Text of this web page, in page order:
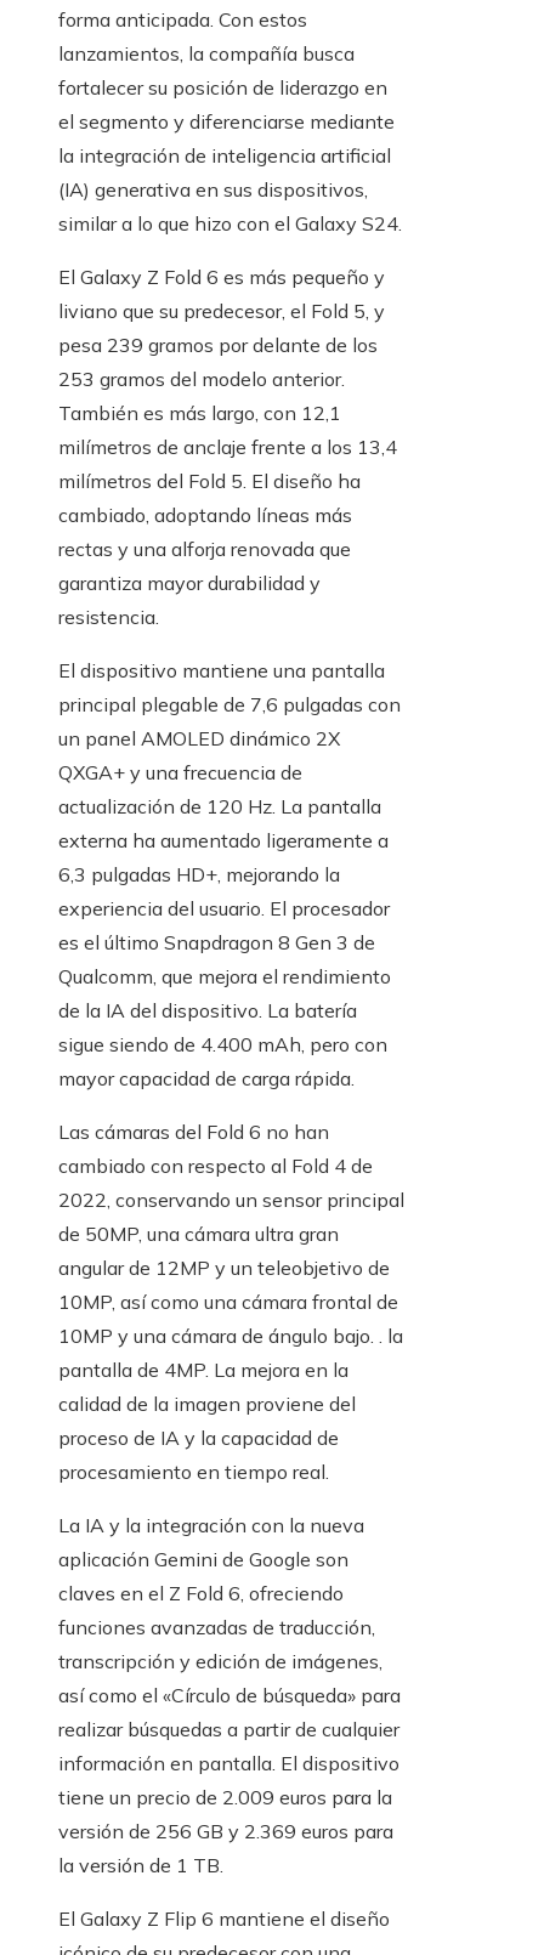
forma anticipada. Con estos
lanzamientos, la compañía busca
fortalecer su posición de liderazgo en
el segmento y diferenciarse mediante
la integración de inteligencia artificial
(IA) generativa en sus dispositivos,
similar a lo que hizo con el Galaxy S24.
El Galaxy Z Fold 6 es más pequeño y
liviano que su predecesor, el Fold 5, y
pesa 239 gramos por delante de los
253 gramos del modelo anterior.
También es más largo, con 12,1
milímetros de anclaje frente a los 13,4
milímetros del Fold 5. El diseño ha
cambiado, adoptando líneas más
rectas y una alforja renovada que
garantiza mayor durabilidad y
resistencia.
El dispositivo mantiene una pantalla
principal plegable de 7,6 pulgadas con
un panel AMOLED dinámico 2X
QXGA+ y una frecuencia de
actualización de 120 Hz. La pantalla
externa ha aumentado ligeramente a
6,3 pulgadas HD+, mejorando la
experiencia del usuario. El procesador
es el último Snapdragon 8 Gen 3 de
Qualcomm, que mejora el rendimiento
de la IA del dispositivo. La batería
sigue siendo de 4.400 mAh, pero con
mayor capacidad de carga rápida.
Las cámaras del Fold 6 no han
cambiado con respecto al Fold 4 de
2022, conservando un sensor principal
de 50MP, una cámara ultra gran
angular de 12MP y un teleobjetivo de
10MP, así como una cámara frontal de
10MP y una cámara de ángulo bajo. . la
pantalla de 4MP. La mejora en la
calidad de la imagen proviene del
proceso de IA y la capacidad de
procesamiento en tiempo real.
La IA y la integración con la nueva
aplicación Gemini de Google son
claves en el Z Fold 6, ofreciendo
funciones avanzadas de traducción,
transcripción y edición de imágenes,
así como el «Círculo de búsqueda» para
realizar búsquedas a partir de cualquier
información en pantalla. El dispositivo
tiene un precio de 2.009 euros para la
versión de 256 GB y 2.369 euros para
la versión de 1 TB.
El Galaxy Z Flip 6 mantiene el diseño